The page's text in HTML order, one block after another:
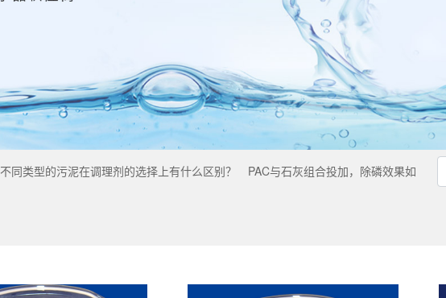
不同类型的污泥在调理剂的选择上有什么区别？
PAC与石灰组合投加，除磷效果如